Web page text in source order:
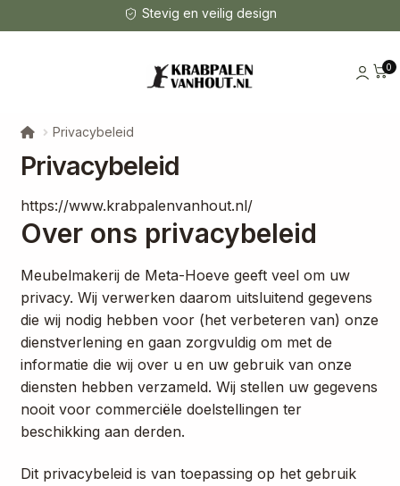
Stevig en veilig design
0
Privacybeleid
Privacybeleid
https://www.krabpalenvanhout.nl/
Over ons privacybeleid
Meubelmakerij de Meta-Hoeve geeft veel om uw
privacy. Wij verwerken daarom uitsluitend gegevens
die wij nodig hebben voor (het verbeteren van) onze
dienstverlening en gaan zorgvuldig om met de
informatie die wij over u en uw gebruik van onze
diensten hebben verzameld. Wij stellen uw gegevens
nooit voor commerciële doelstellingen ter
beschikking aan derden.
Dit privacybeleid is van toepassing op het gebruik